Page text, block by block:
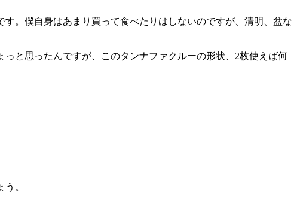
。僕自身はあまり買って食べたりはしないのですが、清明、盆な
と思ったんですが、このタンナファクルーの形状、2枚使えば何
。